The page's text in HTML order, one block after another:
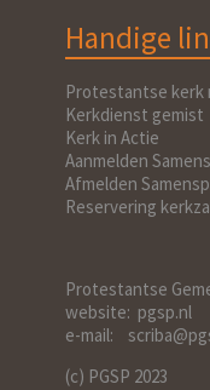
Handige
Protestantse kerk
Kerkdienst gemist
Kerk in Actie
Aanmelden
Afmelden
Reservering
Protestantse
website: pgsp.nl
e-mail:
(c) PGSP 2023